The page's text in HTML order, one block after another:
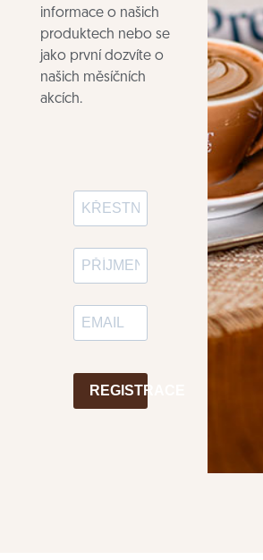
informace o našich
produktech nebo se
jako první dozvíte o
našich měsíčních
akcích.
REGISTRACE